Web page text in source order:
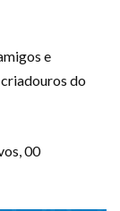
e
criadouros do
00